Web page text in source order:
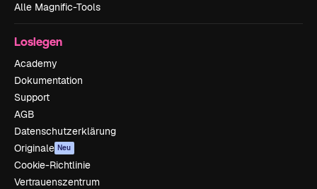
Alle Magnific-Tools
Loslegen
Academy
Dokumentation
Support
AGB
Datenschutzerklärung
Originale Neu
Cookie-Richtlinie
Vertrauenszentrum